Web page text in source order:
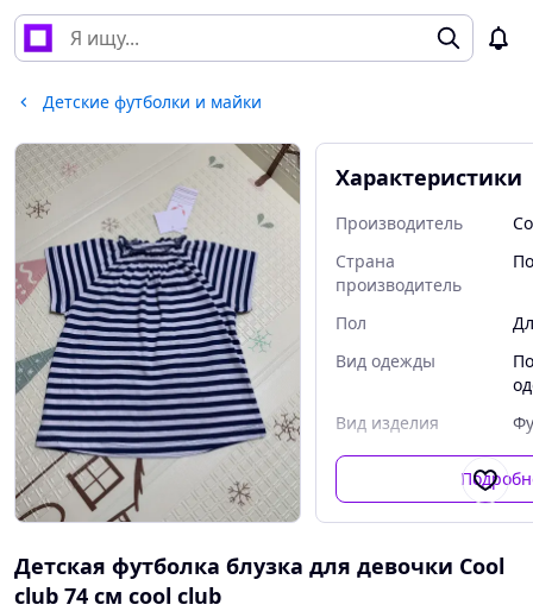
Детские футболки и майки
Характеристики
Производитель
Страна
производитель
Пол
Вид одежды
Вид изделия
Детская футболка блузка для девочки Cool
club 74 см cool club